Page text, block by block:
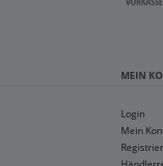
MEIN
Login
Mein